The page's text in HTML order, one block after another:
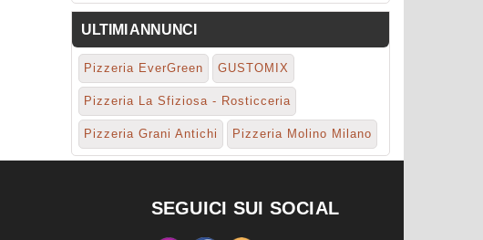
ULTIMI ANNUNCI
Pizzeria EverGreen GUSTOMIX
Pizzeria La Sfiziosa - Rosticceria
Pizzeria Grani Antichi Pizzeria Molino Milano
SEGUICI SUI SOCIAL